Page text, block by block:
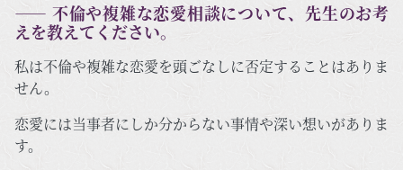
―― 不倫や複雑な恋愛相談について、先生のお考
えを教えてください。
私は不倫や複雑な恋愛を頭ごなしに否定することはありま
せん。
恋愛には当事者にしか分からない事情や深い想いがありま
す。